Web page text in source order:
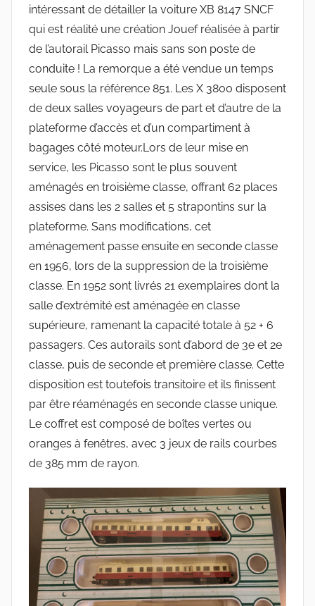
intéressant de détailler la voiture XB 8147 SNCF
qui est réalité une création Jouef réalisée à partir
de l’autorail Picasso mais sans son poste de
conduite ! La remorque a été vendue un temps
seule sous la référence 851. Les X 3800 disposent
de deux salles voyageurs de part et d’autre de la
plateforme d’accès et d’un compartiment à
bagages côté moteur.Lors de leur mise en
service, les Picasso sont le plus souvent
aménagés en troisième classe, offrant 62 places
assises dans les 2 salles et 5 strapontins sur la
plateforme. Sans modifications, cet
aménagement passe ensuite en seconde classe
en 1956, lors de la suppression de la troisième
classe. En 1952 sont livrés 21 exemplaires dont la
salle d’extrémité est aménagée en classe
supérieure, ramenant la capacité totale à 52 + 6
passagers. Ces autorails sont d’abord de 3e et 2e
classe, puis de seconde et première classe. Cette
disposition est toutefois transitoire et ils finissent
par être réaménagés en seconde classe unique.
Le coffret est composé de boîtes vertes ou
oranges à fenêtres, avec 3 jeux de rails courbes
de 385 mm de rayon.